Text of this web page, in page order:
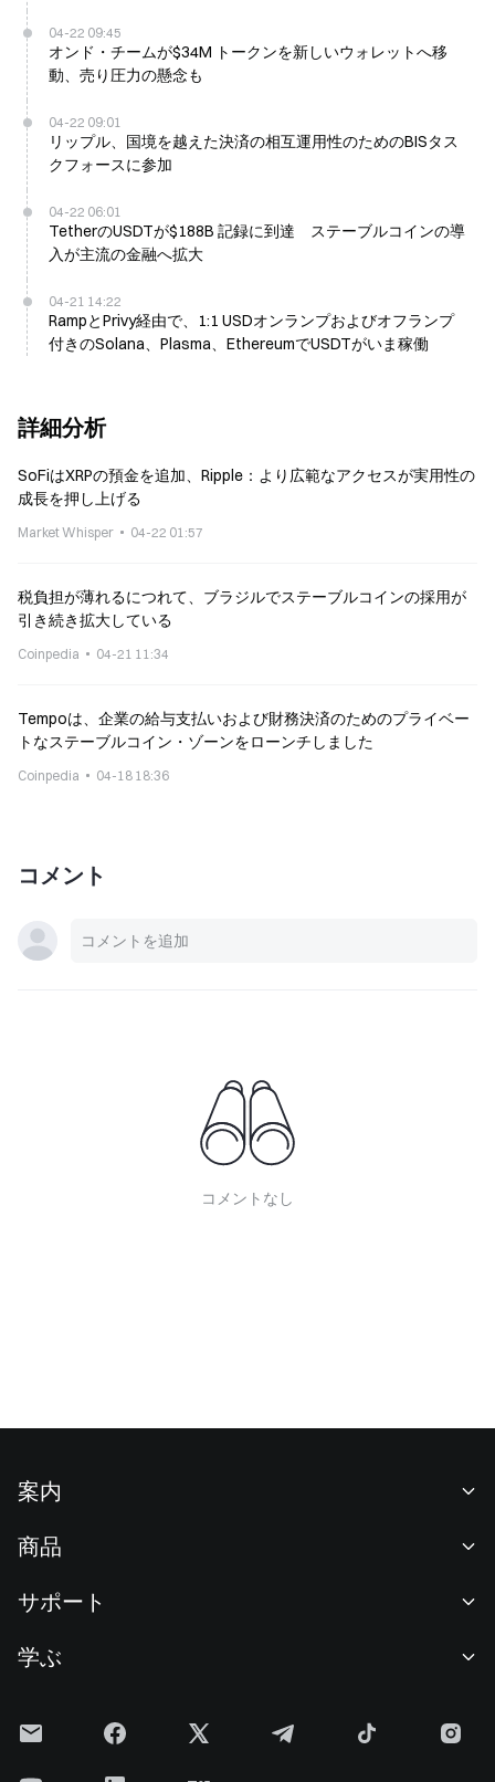
04-22 09:45
オンド・チームが$34M トークンを新しいウォレットへ移
動、売り圧力の懸念も
04-22 09:01
リップル、国境を越えた決済の相互運用性のためのBISタス
クフォースに参加
04-22 06:01
TetherのUSDTが$188B 記録に到達 ステーブルコインの導
入が主流の金融へ拡大
04-21 14:22
RampとPrivy経由で、1:1 USDオンランプおよびオフランプ
付きのSolana、Plasma、EthereumでUSDTがいま稼働
詳細分析
SoFiはXRPの預金を追加、Ripple：より広範なアクセスが実用性の
成長を押し上げる
Market Whisper 04-22 01:57
税負担が薄れるにつれて、ブラジルでステーブルコインの採用が
引き続き拡大している
Coinpedia 04-21 11:34
Tempoは、企業の給与支払いおよび財務決済のためのプライベー
トなステーブルコイン・ゾーンをローンチしました
Coinpedia 04-18 18:36
コメント
コメントなし
案内
ニュースルーム
F1 Oracle Red Bull Racing 公式スポンサー
商品
現物取引
投資センター
サポート
学ぶ
Gateニュース